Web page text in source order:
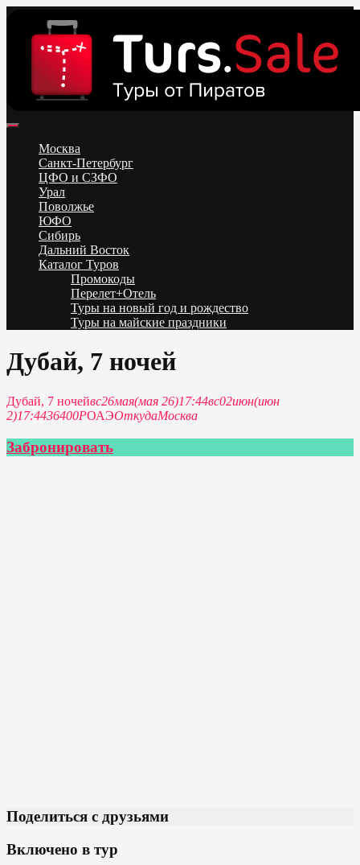
content
Низкие цены на путевки 3-7-10 ночей все включено, отдых на
море. Распродажа экскурсионных и горнолыжных туров.
Обновление каждый день. Официальный сайт Тур Сейл
Москва
Санкт-Петербург
ЦФО и СЗФО
Урал
Поволжье
ЮФО
Сибирь
Дальний Восток
Каталог Туров
Промокоды
Перелет+Отель
Туры на новый год и рождество
Туры на майские праздники
Telegram
Дубай, 7 ночей
Дубай, 7 ночейвс26мая(мая 26)17:44вс02июн(июн
2)17:4436400РОАЭОткудаМосква
Забронировать
Поделиться с друзьями
Включено в тур